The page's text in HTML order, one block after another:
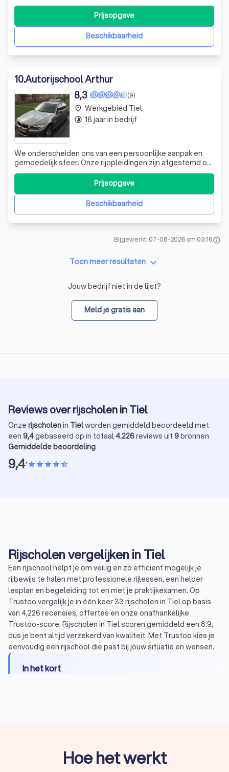
professionaliteit, persoonlijke benadering en kwaliteit. Bij
van Thiel Opleidingen kunt u terecht voor alle
rijopleidingen, beroepsopleidingen, VCA-cursussen,
heftruckcursussen en BHV-trai
Beschikbaarheid
Prijsopgave
10.Autorijschool Arthur
(9)
8,3
We onderscheiden ons van een persoonlijke aanpak en
gemoedelijk sfeer. Onze rijopleidingen zijn afgestemd op
de vraag en de behoefte van de cursist. Want leren
autorijden moet ook leuk zijn! Autorijschool Arthur kan een
beroep doen op ervaren instructeurs die al jarenlang
integer, vriendelijk en proBeschikbaarheid
Prijsopgave
place Werkgebied Tiel
timelapse 16 jaar in bedrijf
Bijgewerkt: 07-08-2026 om 03:16info
Toon meer resultaten keyboard_arrow_down
Jouw bedrijf niet in de lijst?
Meld je gratis aan
Reviews over rijscholen in Tiel
Onze rijscholenin Tielworden gemiddeld beoordeeld met
een 9,4gebaseerd op in totaal4.226reviews uit 9bronnen
Gemiddelde beoordeling
9,4•starstarstarstarstar_half
Rijscholen vergelijken in Tiel
Een rijschool helpt je om veilig en zo efficiënt mogelijk je
rijbewijs te halen met professionele rijlessen, een helder
lesplan en begeleiding tot en met je praktijkexamen. Op
Trustoo vergelijk je in één keer 33 rijscholen in Tiel op basis
van 4,226 recensies, offertes en onze onafhankelijke
Trustoo-score. Rijscholen in Tiel scoren gemiddeld een 8.9,
dus je bent altijd verzekerd van kwaliteit. Met Trustoo kies je
eenvoudig een rijschool die past bij jouw situatie en wensen.
In het kort
gemiddeld € 45,- tot € 65,- per uur
Hoe het werkt